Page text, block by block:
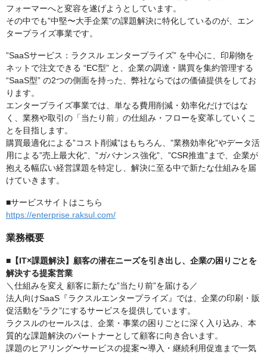
フォーマーへと変容を遂げようとしています。
その中でも”中堅〜大手企業”の課題解決に特化しているのが、エン
タープライズ事業です。
”SaaSサービス：ラクスル エンタープライズ” を中心に、印刷物を
ネットで注文できる “EC型” と、企業の調達・購買を集約管理する
“SaaS型” の2つの側面を持った、弊社ならではの価値提供をしてお
ります。
エンタープライズ事業では、単なる費用削減・効率化だけではな
く、業務や取引の「当たり前」の仕組み・フローを変革していくこ
とを目指します。
購買最適化による”コスト削減”はもちろん、”業務効率化”やデータ活
用による”売上最大化”、”ガバナンス強化”、”CSR推進”まで、企業が
抱える幅広い経営課題を特定し、解決に至る中で新たな仕組みを届
けていきます。
■サービスサイトはこちら
https://enterprise.raksul.com/
業務概要
■【IT×課題解決】顧客の潜在ニーズを引き出し、企業の困りごとを
解決する提案営業
＼仕組みを変え 顧客に新たな”当たり前”を届ける／
法人向けSaaS『ラクスルエンタープライズ』では、企業の印刷・販
促活動を”ラク”にするサービスを提供しています。
ラクスルのセールスは、企業・事業の困りごとに深く入り込み、本
質的な課題解決のパートナーとして顧客に向き合います。
課題のヒアリング〜サービスの提案〜導入・継続利用促進まで一気